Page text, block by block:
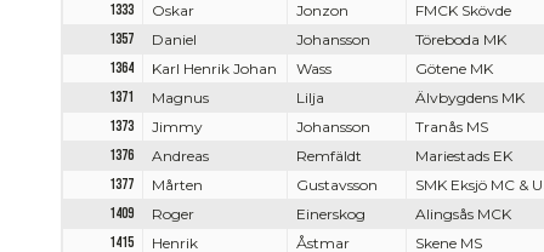
1333
Oskar Jonzon
FMCK Skövde
1357
Daniel Johansson
Töreboda MK
1364
Karl Henrik Johan Wass
Götene MK
1371
Magnus Lilja
Älvbygdens MK
1373
Jimmy Johansson
Tranås MS
1376
Andreas Remfäldt
Mariestads EK
1377
Mårten Gustavsson
SMK Eksjö MC &
1409
Roger Einerskog
Alingsås MCK
1415
Henrik Åstmar Skene MS